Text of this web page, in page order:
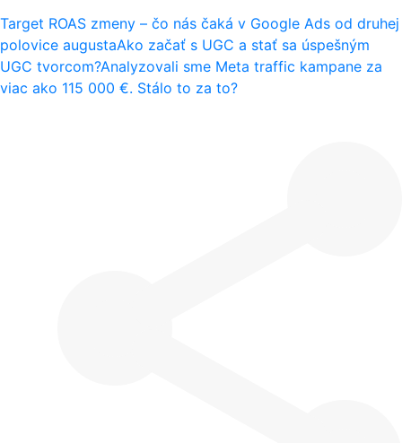
Target ROAS zmeny – čo nás čaká v Google Ads od druhej
polovice augustaAko začať s UGC a stať sa úspešným
UGC tvorcom?Analyzovali sme Meta traffic kampane za
viac ako 115 000 €. Stálo to za to?